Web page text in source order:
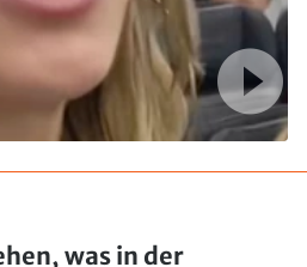
was in der